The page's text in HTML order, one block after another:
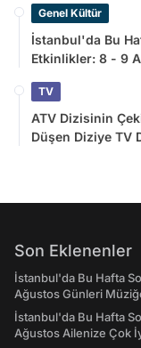
Genel Kültür
İstanbul'da Bu
Etkinlikler: 8 - 9
TV
ATV Dizisinin
Düşen Diziye TV
Son Eklenenler
İstanbul'da Bu Hafta
Ağustos Günleri
İstanbul'da Bu Hafta
Ağustos Ailenize Çok